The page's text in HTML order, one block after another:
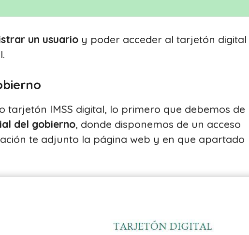
un usuario y poder acceder al tarjetón digital
tarjetón IMSS digital, lo primero que debemos de
del gobierno, donde disponemos de un acceso
te adjunto la página web y en que apartado